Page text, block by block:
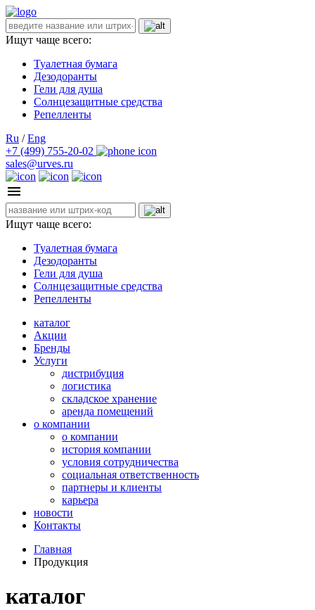
Ищут чаще всего:
Туалетная бумага
Дезодоранты
Гели для душа
Солнцезащитные средства
Репелленты
Ru / Eng
+7 (499) 755-20-02
sales@urves.ru
Ищут чаще всего:
Туалетная бумага
Дезодоранты
Гели для душа
Солнцезащитные средства
Репелленты
каталог
Акции
Бренды
Услуги
дистрибуция
логистика
складское хранение
аренда помещений
о компании
о компании
история компании
условия сотрудничества
социальная ответственность
партнеры и клиенты
карьера
новости
Контакты
Главная
Продукция
каталог